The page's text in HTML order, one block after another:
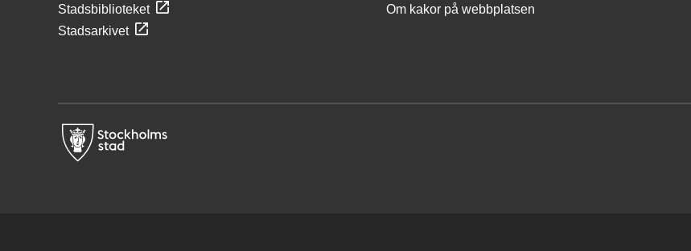
Stadsbiblioteket
Stadsarkivet
Om kakor på webbplatsen